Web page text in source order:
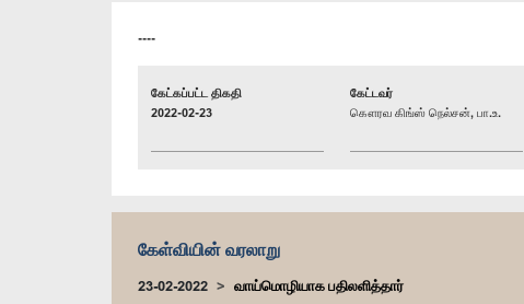
----
கேட்கப்பட்ட திகதி
2022-02-23
கேட்டவர்
கௌரவ கிங்ஸ் நெல்சன், பா.உ.
கேள்வியின் வரலாறு
23-02-2022 வாய்மொழியாக பதிலளித்தார்